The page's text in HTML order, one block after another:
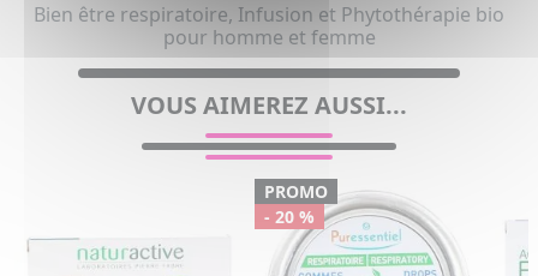
Bien être respiratoire, Infusion et Phytothérapie bio
pour homme et femme
VOUS AIMEREZ AUSSI...
PROMO
- 20 %